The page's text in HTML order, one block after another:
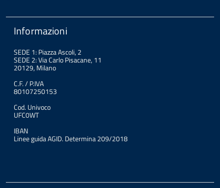
Informazioni
SEDE 1: Piazza Ascoli, 2
SEDE 2: Via Carlo Pisacane, 11
20129, Milano
C.F. / P.IVA
80107250153
Cod. Univoco
UFC0WT
IBAN
Linee guida AGID. Determina 209/2018